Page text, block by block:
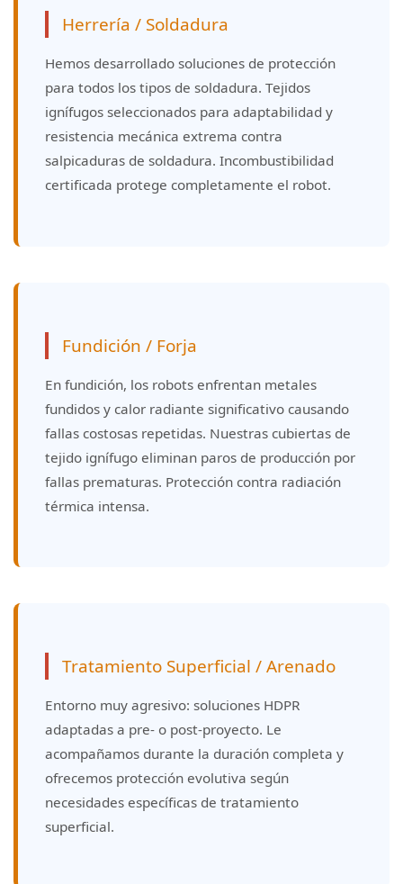
Herrería / Soldadura
Hemos desarrollado soluciones de protección
para todos los tipos de soldadura. Tejidos
ignífugos seleccionados para adaptabilidad y
resistencia mecánica extrema contra
salpicaduras de soldadura. Incombustibilidad
certificada protege completamente el robot.
Fundición / Forja
En fundición, los robots enfrentan metales
fundidos y calor radiante significativo causando
fallas costosas repetidas. Nuestras cubiertas de
tejido ignífugo eliminan paros de producción por
fallas prematuras. Protección contra radiación
térmica intensa.
Tratamiento Superficial / Arenado
Entorno muy agresivo: soluciones HDPR
adaptadas a pre- o post-proyecto. Le
acompañamos durante la duración completa y
ofrecemos protección evolutiva según
necesidades específicas de tratamiento
superficial.